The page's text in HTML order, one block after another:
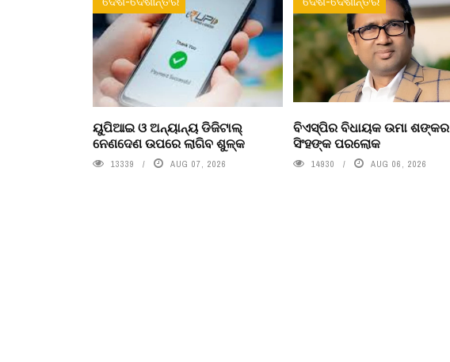
ୟୁପିଆଇ ଓ ଅନ୍ୟାନ୍ୟ ଡିଜିଟାଲ୍
ନେଣଦେଣ ଉପରେ ଲାଗିବ ଶୁଳ୍କ
13339 AUG 07, 2026
ବିଏସ୍‌ପିର ବିଧାୟକ ଉମା ଶଙ୍କର
ସିଂହଙ୍କ ପରଲୋକ
14930 AUG 06, 2026